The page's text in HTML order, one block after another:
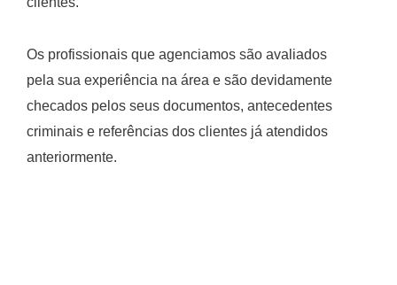
Os profissionais que agenciamos são avaliados
pela sua experiência na área e são devidamente
checados pelos seus documentos, antecedentes
criminais e referências dos clientes já atendidos
anteriormente.